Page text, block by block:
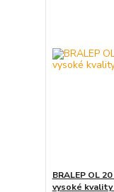
BRALEP OL
vysoké kvality